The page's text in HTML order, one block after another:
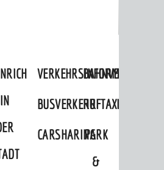
IN
VERKEHRSINFORMATIONEN
BAHNVERKEHR
BUSVERKEHRRUFTAXI
CARSHARINGPARK
&